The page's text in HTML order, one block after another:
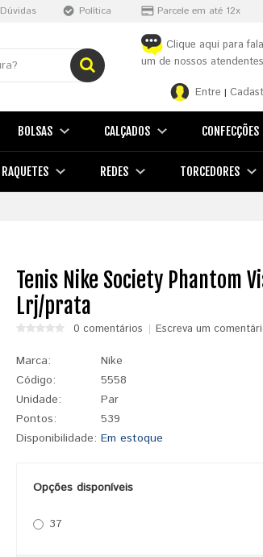
Dúvidas Política Parcele em até 12x
Clique aqui para
um de nossos
Entre |
BOLSAS CALÇADOS CONFECÇÕES
RAQUETES REDES TORCEDORES
Tenis Nike Society Phantom
Lrj/prata
0 comentários Escreva um
Marca:
Nike
Código:
5558
Unidade:
Par
Pontos:
539
Disponibilidade: Em estoque
Opções disponíveis
37